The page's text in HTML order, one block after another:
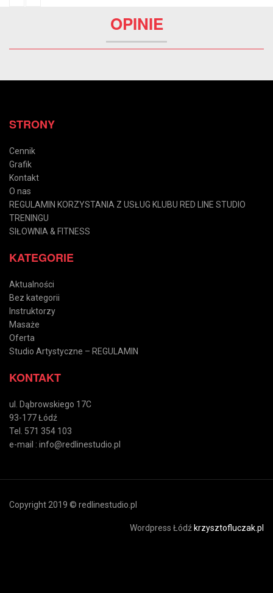
OPINIE
STRONY
Cennik
Grafik
Kontakt
O nas
REGULAMIN KORZYSTANIA Z USŁUG KLUBU RED LINE STUDIO
TRENINGU
SIŁOWNIA & FITNESS
KATEGORIE
Aktualności
Bez kategorii
Instruktorzy
Masaże
Oferta
Studio Artystyczne – REGULAMIN
KONTAKT
ul. Dąbrowskiego 17C
93-177 Łódź
Tel. 571 354 103
e-mail : info@redlinestudio.pl
Copyright 2019 © redlinestudio.pl
Wordpress Łódźkrzysztofluczak.pl